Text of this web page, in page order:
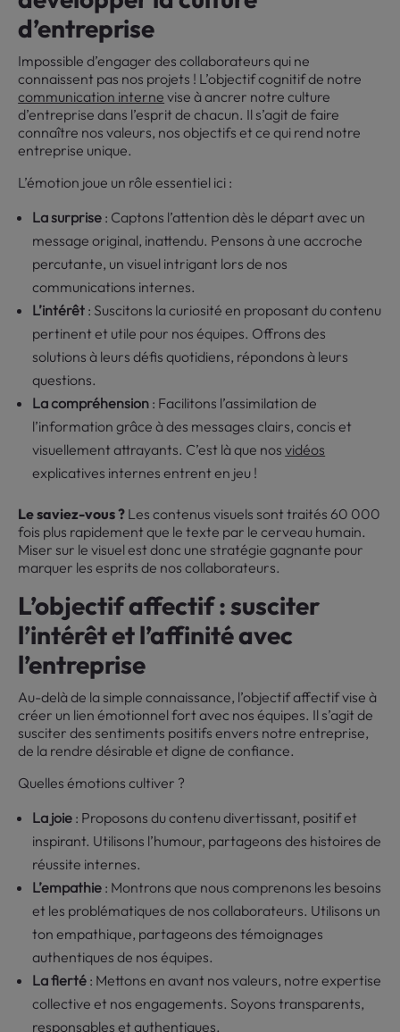
d’entreprise
Impossible d’engager des collaborateurs qui ne
connaissent pas nos projets ! L’objectif cognitif de notre
communication interne vise à ancrer notre culture
d’entreprise dans l’esprit de chacun. Il s’agit de faire
connaître nos valeurs, nos objectifs et ce qui rend notre
entreprise unique.
L’émotion joue un rôle essentiel ici :
La surprise : Captons l’attention dès le départ avec un
message original, inattendu. Pensons à une accroche
percutante, un visuel intrigant lors de nos
communications internes.
L’intérêt : Suscitons la curiosité en proposant du contenu
pertinent et utile pour nos équipes. Offrons des
solutions à leurs défis quotidiens, répondons à leurs
questions.
La compréhension : Facilitons l’assimilation de
l’information grâce à des messages clairs, concis et
visuellement attrayants. C’est là que nosvidéos
explicatives internes entrent en jeu !
Le saviez-vous ? Les contenus visuels sont traités 60 000
fois plus rapidement que le texte par le cerveau humain.
Miser sur le visuel est donc une stratégie gagnante pour
marquer les esprits de nos collaborateurs.
L’objectif affectif : susciter
l’intérêt et l’affinité avec
l’entreprise
Au-delà de la simple connaissance, l’objectif affectif vise à
créer un lien émotionnel fort avec nos équipes. Il s’agit de
susciter des sentiments positifs envers notre entreprise,
de la rendre désirable et digne de confiance.
Quelles émotions cultiver ?
La joie : Proposons du contenu divertissant, positif et
inspirant. Utilisons l’humour, partageons des histoires de
réussite internes.
L’empathie : Montrons que nous comprenons les besoins
et les problématiques de nos collaborateurs. Utilisons un
ton empathique, partageons des témoignages
authentiques de nos équipes.
La fierté : Mettons en avant nos valeurs, notre expertise
collective et nos engagements. Soyons transparents,
responsables et authentiques.